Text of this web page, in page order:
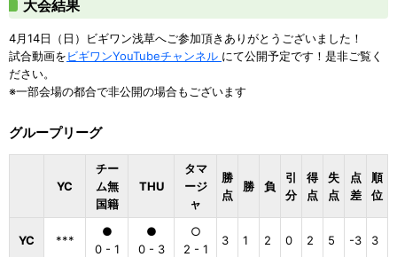
大会結果
4月14日（日）ビギワン浅草へご参加頂きありがとうございました！
試合動画をビギワンYouTubeチャンネル にて公開予定です！是非ご覧く
ださい。
※一部会場の都合で非公開の場合もございます
グループリーグ
YC
チー
ム無
国籍
THU
タマ
ージ
ャ
勝
点
勝 負
引
分
得
点
失
点
点
差
順
位
YC ***
●
0 - 1
●
0 - 3
○
2 - 1
3 1 2 0 2 5 -3 3